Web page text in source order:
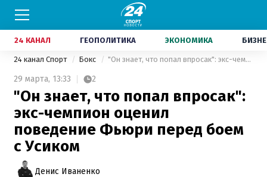
24 КАНАЛ ГЕОПОЛИТИКА ЭКОНОМИКА
24 канал Спорт Бокс "Он знает, что попал впросак": экс-чемпион оценил поведение Фьюри перед боем с Усиком
29 марта, 13:33 2
"Он знает, что попал впросак":
экс-чемпион оценил
поведение Фьюри перед боем
с Усиком
Денис Иваненко